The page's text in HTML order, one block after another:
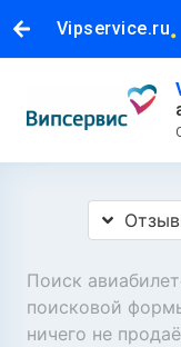
Vipservice.ru.
Поиск
поисковой
ничего не